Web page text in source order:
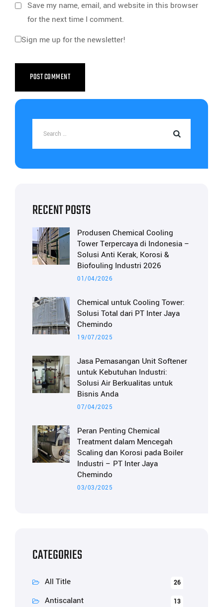
Save my name, email, and website in this browser
for the next time I comment.
Sign me up for the newsletter!
RECENT POSTS
Produsen Chemical Cooling
Tower Terpercaya di Indonesia –
Solusi Anti Kerak, Korosi &
Biofouling Industri 2026
01/04/2026
Chemical untuk Cooling Tower:
Solusi Total dari PT Inter Jaya
Chemindo
19/07/2025
Jasa Pemasangan Unit Softener
untuk Kebutuhan Industri:
Solusi Air Berkualitas untuk
Bisnis Anda
07/04/2025
Peran Penting Chemical
Treatment dalam Mencegah
Scaling dan Korosi pada Boiler
Industri – PT Inter Jaya
Chemindo
03/03/2025
CATEGORIES
All Title 26
Antiscalant 13